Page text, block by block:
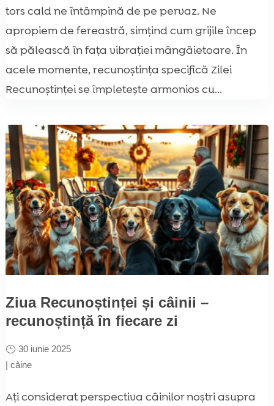
tors cald ne întâmpină de pe pervaz. Ne
apropiem de fereastră, simțind cum grijile încep
să pălească în fața vibrației mângâietoare. În
acele momente, recunoștința specifică Zilei
Recunoștinței se împletește armonios cu...
Ziua Recunoștinței și câinii –
recunoștință în fiecare zi
30 iunie 2025
| câine
Ați considerat perspectiva câinilor noștri asupra